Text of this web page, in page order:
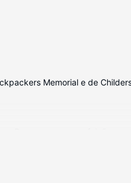
Memorial e de
por cabo. As casas de banho